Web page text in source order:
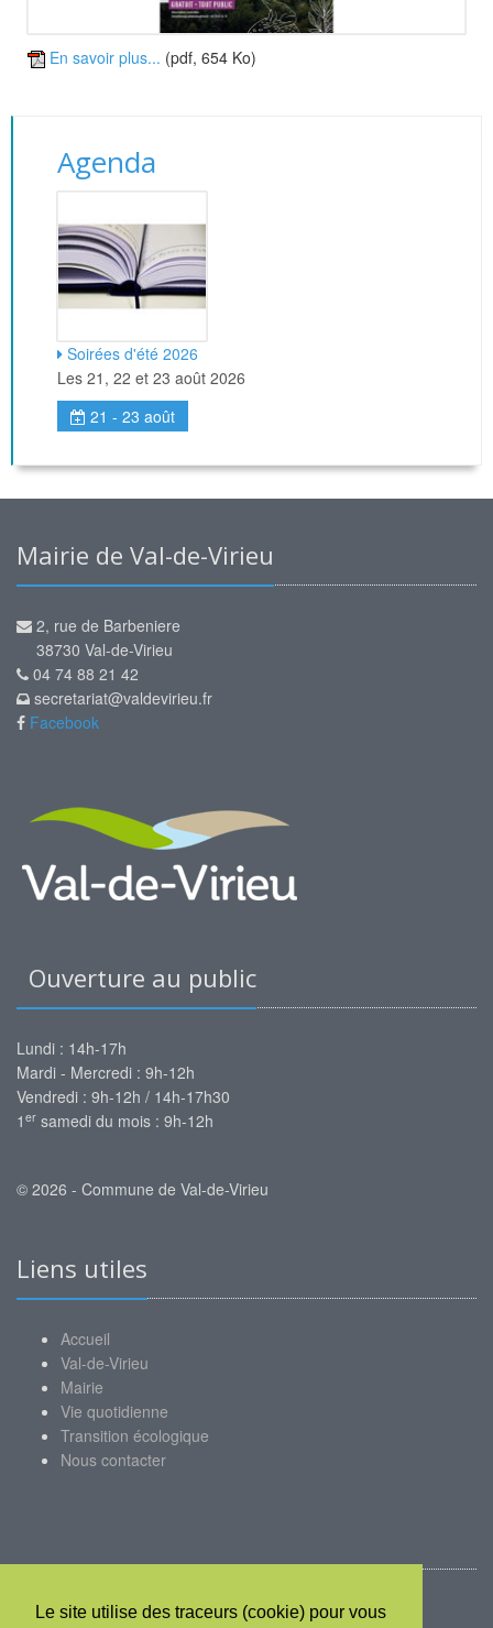
Le site utilise des traceurs (cookie) pour vous
En savoir plus... (pdf, 654 Ko)
Agenda
Soirées d'été 2026
Les 21, 22 et 23 août 2026
21 - 23 août
Mairie de Val-de-Virieu
2, rue de Barbeniere
38730 Val-de-Virieu
04 74 88 21 42
secretariat@valdevirieu.fr
Facebook
Ouverture au public
Lundi : 14h-17h
Mardi - Mercredi : 9h-12h
Vendredi : 9h-12h / 14h-17h30
1 er samedi du mois : 9h-12h
© 2026 - Commune de Val-de-Virieu
Liens utiles
Accueil
Val-de-Virieu
Mairie
Vie quotidienne
Transition écologique
Nous contacter
Mon compte